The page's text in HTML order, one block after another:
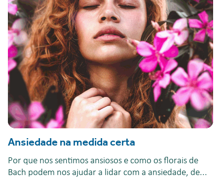
Ansiedade na medida certa
Por que nos sentimos ansiosos e como os florais de
Bach podem nos ajudar a lidar com a ansiedade, de...